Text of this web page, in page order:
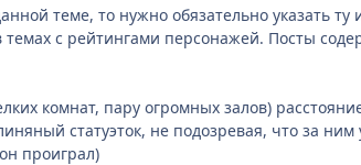
теме, то нужно обязательно указать
темах с рейтингами персонажей. Посты
комнат, пару огромных залов)
статуэток, не подозревая, что за
проиграл)